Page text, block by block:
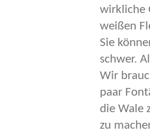
wirkliche
weißen
Sie
schwer.
Wir
paar
die Wale
zu